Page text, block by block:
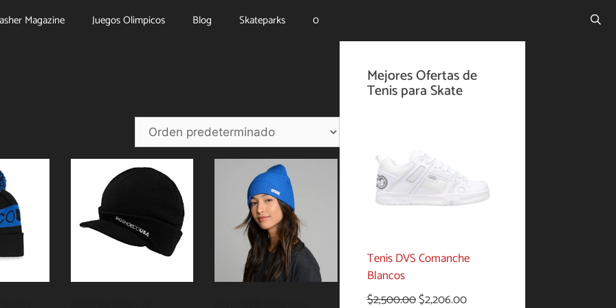
Magazine Juegos Olimpicos Blog Skateparks 0
Mejores Ofertas de
Tenis para Skate
Tenis DVS Comanche
Blancos
$2,500.00El
$2,206.00El